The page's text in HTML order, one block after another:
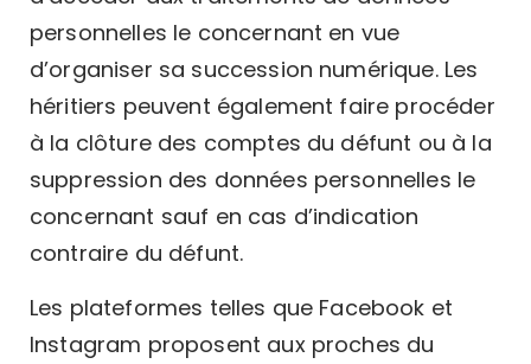
personnelles le concernant en vue
d’organiser sa succession numérique. Les
héritiers peuvent également faire procéder
à la clôture des comptes du défunt ou à la
suppression des données personnelles le
concernant sauf en cas d’indication
contraire du défunt.
Les plateformes telles que Facebook et
Instagram proposent aux proches du